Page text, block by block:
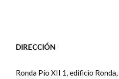
DIRECCIÓN
Ronda Pío XII 1, edificio